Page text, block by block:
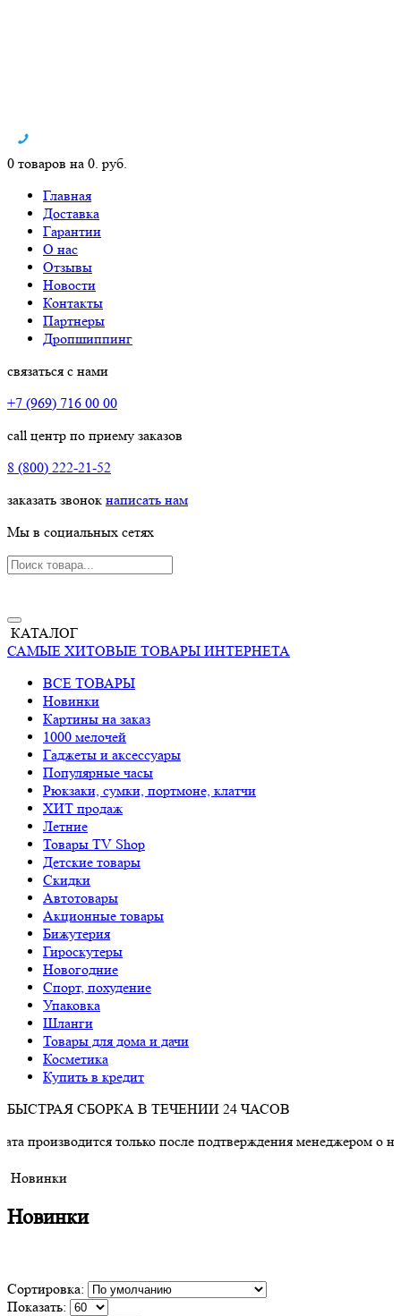
0 товаров на 0. руб.
Главная
Доставка
Гарантии
О нас
Отзывы
Новости
Контакты
Партнеры
Дропшиппинг
связаться с нами
+7 (969) 716 00 00
call центр по приему заказов
8 (800) 222-21-52
заказать звонок написать нам
Мы в социальных сетях
КАТАЛОГ
САМЫЕ ХИТОВЫЕ ТОВАРЫ ИНТЕРНЕТА
ВСЕ ТОВАРЫ
Новинки
Картины на заказ
1000 мелочей
Гаджеты и аксессуары
Популярные часы
Рюкзаки, сумки, портмоне, клатчи
ХИТ продаж
Летние
Товары TV Shop
Детские товары
Cкидки
Автотовары
Акционные товары
Бижутерия
Гироскутеры
Новогодние
Спорт, похудение
Упаковка
Шланги
Товары для дома и дачи
Косметика
Купить в кредит
БЫСТРАЯ СБОРКА В ТЕЧЕНИИ 24 ЧАСОВ
только после подтверждения менеджером о наличии
Новинки
Новинки
Сортировка:
Показать: